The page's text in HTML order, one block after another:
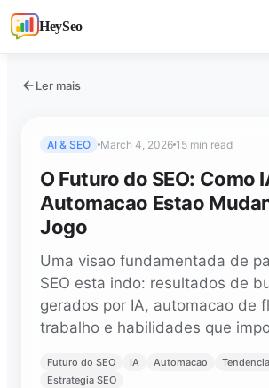
HeySeo
Ler mais
AI & SEO March 4, 2026 15 min read
O Futuro do SEO: Como
Automacao Estao
Jogo
Uma visao fundamentada de
SEO esta indo: resultados de
gerados por IA, automacao de
trabalho e habilidades que
Futuro do SEO IA Automacao
Estrategia SEO